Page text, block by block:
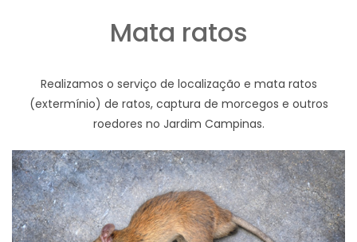
Mata ratos
Realizamos o serviço de localização e mata ratos
(extermínio) de ratos, captura de morcegos e outros
roedores no Jardim Campinas.